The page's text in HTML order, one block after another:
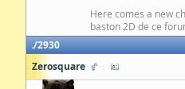
Here comes a new
baston 2D de ce
2930
Zerosquare